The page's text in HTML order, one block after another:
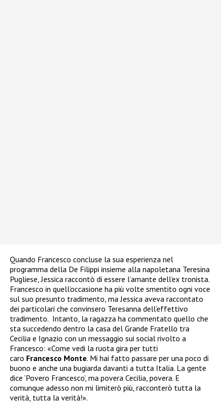
Quando Francesco concluse la sua esperienza nel
programma della De Filippi insieme alla napoletana Teresina
Pugliese, Jessica raccontò di essere l’amante dell’ex tronista.
Francesco in quell’occasione ha più volte smentito ogni voce
sul suo presunto tradimento, ma Jessica aveva raccontato
dei particolari che convinsero Teresanna dell’effettivo
tradimento. Intanto, la ragazza ha commentato quello che
sta succedendo dentro la casa del Grande Fratello tra
Cecilia e Ignazio con un messaggio sui social rivolto a
Francesco: «Come vedi la ruota gira per tutti
caro Francesco Monte. Mi hai fatto passare per una poco di
buono e anche una bugiarda davanti a tutta Italia. La gente
dice ‘Povero Francesco’, ma povera Cecilia, povera. E
comunque adesso non mi limiterò più, racconterò tutta la
verità, tutta la verità!».